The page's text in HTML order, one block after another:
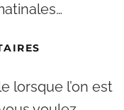
lorsque l’on est